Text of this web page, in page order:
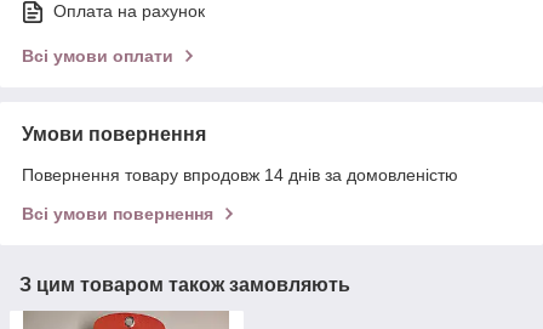
Оплата на рахунок
Всі умови оплати
Умови повернення
Повернення товару впродовж 14 днів за домовленістю
Всі умови повернення
З цим товаром також замовляють